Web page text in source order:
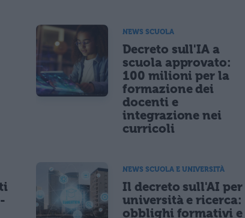
NEWS SCUOLA
Decreto sull'IA a
scuola approvato:
100 milioni per la
formazione dei
docenti e
integrazione nei
curricoli
NEWS SCUOLA E UNIVERSITÀ
Il decreto sull'AI per
università e ricerca:
obblighi formativi e